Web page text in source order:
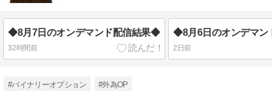
◆8月7日のオンデマンド配信結果◆
32時間前
◆8月6日のオンデマ
2日前
#バイナリーオプション #外為OP